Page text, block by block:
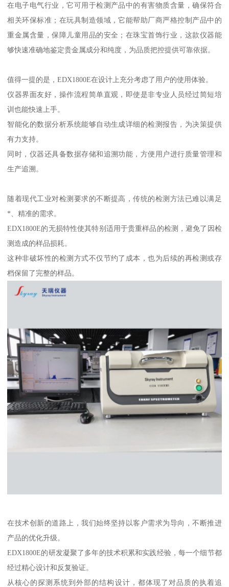
在电子电气行业，它可用于检测产品中的有害物质含量，确保符合
相关环保标准；在玩具制造领域，它能帮助厂商严格控制产品中的
重金属含量，保障儿童用品的安全；在珠宝首饰行业，这款仪器能
够快速准确地鉴定贵金属成分和纯度，为品质把控提供可靠依据。
值得一提的是，EDX1800E在设计上充分考虑了用户的使用体验。
仪器界面友好，操作流程简单直观，即使是非专业人员经过简短培
训也能快速上手。
智能化的数据分析系统能够自动生成详细的检测报告，为决策提供
有力支持。
同时，仪器还具备数据存储和追溯功能，方便用户进行质量管理和
生产追溯。
随着现代工业对检测要求的不断提高，传统的检测方法已难以满足
*、精准的需求。
EDX1800E的无损特性使其特别适用于贵重样品的检测，避免了因检
测造成的样品损耗。
这种非破坏性的检测方式不仅节约了成本，也为后续的再检测或存
档保留了完整的样品。
在技术创新的道路上，我们始终坚持以客户需求为导向，不断推进
产品的优化升级。
EDX1800E的研发凝聚了多年的技术积累和实践经验，每一个细节都
经过精心设计和反复验证。
从核心的探测系统到外部的结构设计，都体现了对品质的执着追